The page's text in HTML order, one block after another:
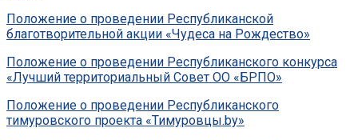
Положение о проведении Республиканской
благотворительной акции «Чудеса на Рождество»
Положение о проведении Республиканского конкурса
«Лучший территориальный Совет ОО «БРПО»
Положение о проведении Республиканского
тимуровского проекта «Тимуровцы.by»